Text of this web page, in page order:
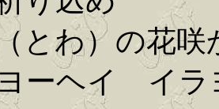
わ）の花咲
ヘイ イラ